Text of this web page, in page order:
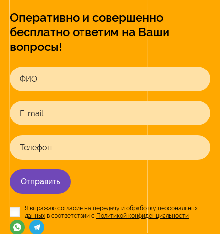
Оперативно и совершенно
бесплатно ответим на Ваши
вопросы!
ФИО
E-mail
Телефон
Отправить
Я выражаю согласие на передачу и обработку персональных
данных в соответствии с Политикой конфиденциальности